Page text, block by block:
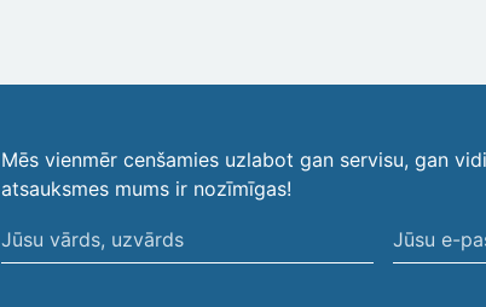
Mēs vienmēr cenšamies uzlabot gan servisu, gan
atsauksmes mums ir nozīmīgas!
Jūsu
vārds,
Jūsu
e-